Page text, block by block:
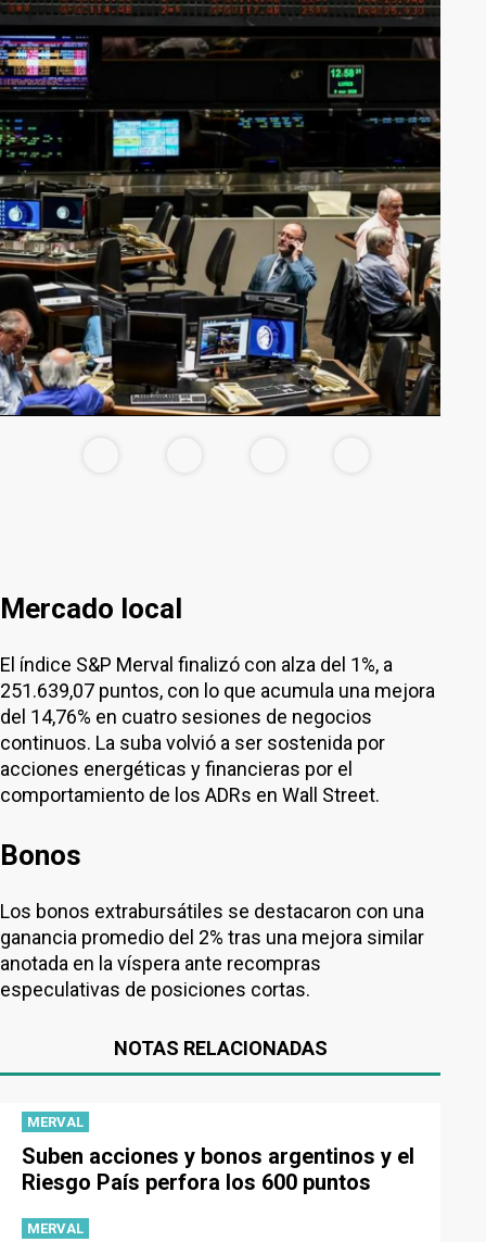
Mercado local
El índice S&P Merval finalizó con alza del 1%, a
251.639,07 puntos, con lo que acumula una mejora
del 14,76% en cuatro sesiones de negocios
continuos. La suba volvió a ser sostenida por
acciones energéticas y financieras por el
comportamiento de los ADRs en Wall Street.
Bonos
Los bonos extrabursátiles se destacaron con una
ganancia promedio del 2% tras una mejora similar
anotada en la víspera ante recompras
especulativas de posiciones cortas.
NOTAS RELACIONADAS
MERVAL
Suben acciones y bonos argentinos y el
Riesgo País perfora los 600 puntos
MERVAL